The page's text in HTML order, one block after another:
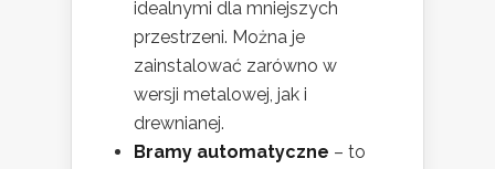
idealnymi dla mniejszych
przestrzeni. Można je
zainstalować zarówno w
wersji metalowej, jak i
drewnianej.
Bramy automatyczne – to